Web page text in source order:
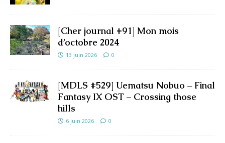
[Cher journal #91] Mon mois
d’octobre 2024
13 juin 2026 0
[MDLS #529] Uematsu Nobuo – Final
Fantasy IX OST – Crossing those
hills
6 juin 2026 0